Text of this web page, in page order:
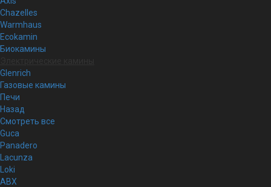
Chazelles
Warmhaus
Ecokamin
Биокамины
Glenrich
Газовые камины
Печи
Назад
Смотреть все
Guca
Panadero
Lacunza
Loki
ABX